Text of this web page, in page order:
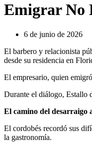
Emigrar No
6 de junio de 2026
El barbero y relacionista
desde su residencia en
El empresario, quien
Durante el diálogo, Estallo
El camino del desarraigo
El cordobés recordó sus
la gastronomía.